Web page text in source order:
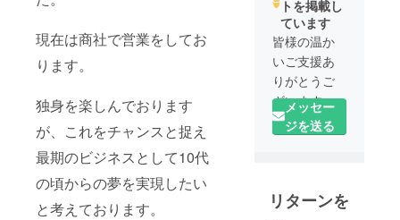
現在は商社で営業をしてお
ります。
独身を楽しんでおります
が、これをチャンスと捉え
最期のビジネスとして10代
の頃からの夢を実現したい
と考えております。
トを掲載し
ています
皆様の温か
いご支援あ
りがとうご
ざいます。
アウトドア
身男性で
メッセー
ジを送る
リターンを